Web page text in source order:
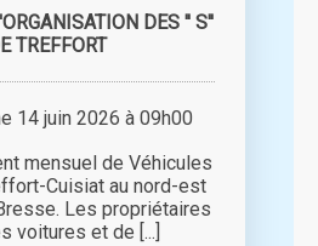
DES '' S''
TREFFORT
14 juin 2026 à 09h00
mensuel de Véhicules
Cuisiat au nord-est
Les propriétaires
voitures et de [...]